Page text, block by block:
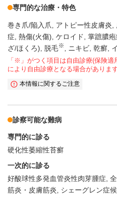
専門的な治療・特色
巻き爪/陥入爪 アトピー性皮膚炎
症 熱傷(火傷) ケロイド 掌蹠膿疱
ざ/ほくろ)
脱毛※ ニキビ 乾癬
「※」がつく項目は自由診療(保険
により自由診療となる場合があります
本情報に関するご注意
診察可能な難病
専門的に診る
硬化性萎縮性苔癬
一次的に診る
好酸球性多発血管炎性肉芽腫症
筋炎・皮膚筋炎
シェーグレン症